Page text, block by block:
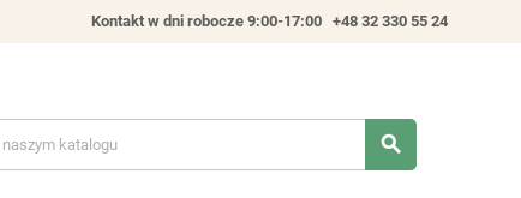
Kontakt w dni robocze 9:00-17:00 +48 32 330 55 24
search